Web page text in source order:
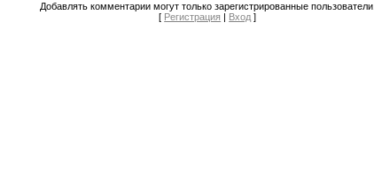
Добавлять комментарии могут только зарегистрированные пользователи.
[ Регистрация | Вход ]